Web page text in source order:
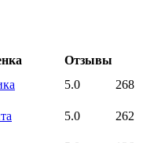
Отзывы
5.0
268
5.0
262